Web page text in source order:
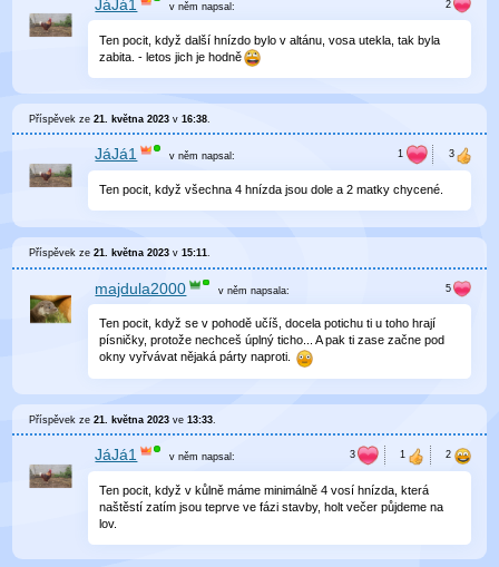
JáJá1 v něm napsal:
Ten pocit, když další hnízdo bylo v altánu, vosa utekla, tak byla
zabita. - letos jich je hodně
Příspěvek ze21. května 2023 v16:38
JáJá1 v něm napsal:
Ten pocit, když všechna 4 hnízda jsou dole a 2 matky chycené.
Příspěvek ze21. května 2023 v15:11
majdula2000 v něm napsala:
Ten pocit, když se v pohodě učíš, docela potichu ti u toho hrají
písničky, protože nechceš úplný ticho... A pak ti zase začne pod
okny vyřvávat nějaká párty naproti.
Příspěvek ze21. května 2023 ve13:33
JáJá1 v něm napsal:
Ten pocit, když v kůlně máme minimálně 4 vosí hnízda, která
naštěstí zatím jsou teprve ve fázi stavby, holt večer půjdeme na
lov.